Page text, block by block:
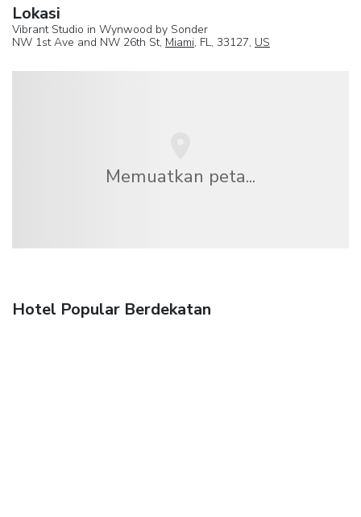
Lokasi
Vibrant Studio in Wynwood by Sonder
NW 1st Ave and NW 26th St, Miami, FL, 33127, US
Memuatkan peta...
Hotel Popular Berdekatan